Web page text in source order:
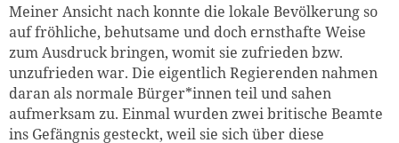
Meiner Ansicht nach konnte die lokale Bevölkerung so
auf fröhliche, behutsame und doch ernsthafte Weise
zum Ausdruck bringen, womit sie zufrieden bzw.
unzufrieden war. Die eigentlich Regierenden nahmen
daran als normale Bürger*innen teil und sahen
aufmerksam zu. Einmal wurden zwei britische Beamte
ins Gefängnis gesteckt, weil sie sich über diese